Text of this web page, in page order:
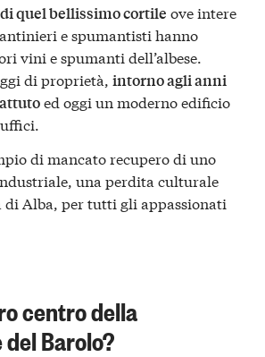
quel bellissimo cortile ove intere
e spumantisti hanno
vini e spumanti dell’albese.
di proprietà,intorno agli anni
ed oggi un moderno edificio
di mancato recupero di uno
una perdita culturale
Alba, per tutti gli appassionati
centro della
Barolo?